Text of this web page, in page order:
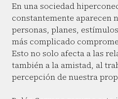
En una sociedad
constantemente aparecen
personas, planes,
más complicado
Esto no solo afecta a las
también a la amistad, al
percepción de nuestra